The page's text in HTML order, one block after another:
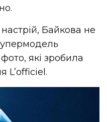
Байкова не
які зробила
L’officiel.